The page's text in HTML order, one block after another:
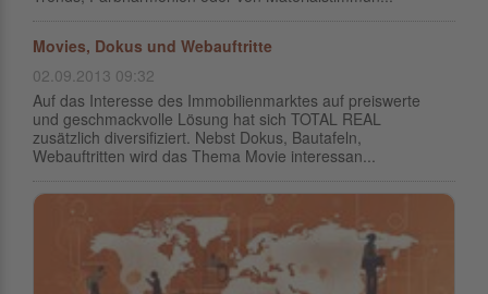
Movies, Dokus und Webauftritte
02.09.2013 09:32
Auf das Interesse des Immobilienmarktes auf preiswerte
und geschmackvolle Lösung hat sich TOTAL REAL
zusätzlich diversifiziert. Nebst Dokus, Bautafeln,
Webauftritten wird das Thema Movie interessan...